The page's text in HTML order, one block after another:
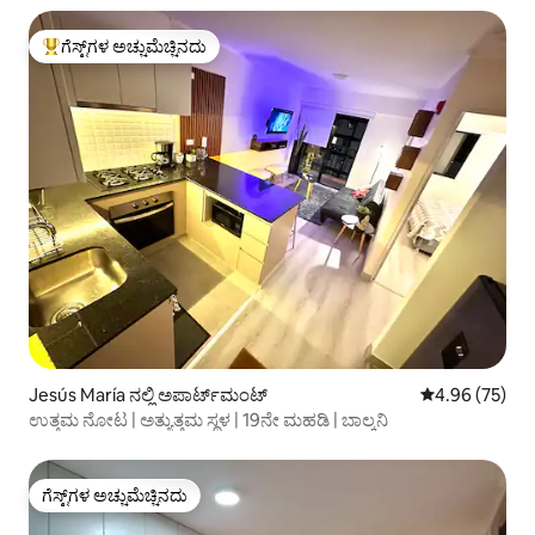
ಗೆಸ್ಟ್‌ಗಳಿಗೆ ಅತಿ ಹೆಚ್ಚು ಅಚ್ಚುಮೆಚ್ಚಿನದು
ಗೆಸ್ಟ್‌ಗಳ ಅಚ್ಚುಮೆಚ್ಚಿನದು
Jesús María ನಲ್ಲಿ ಅಪಾರ್ಟ್‌ಮಂಟ್ 5 ರಲ್ಲಿ 4.96
4.96 (75)
ಉತ್ತಮ ನೋಟ | ಅತ್ಯುತ್ತಮ ಸ್ಥಳ | 19ನೇ ಮಹಡಿ | ಬಾಲ್ಕನಿ
ಗೆಸ್ಟ್‌ಗಳ ಅಚ್ಚುಮೆಚ್ಚಿನದು
ಗೆಸ್ಟ್‌ಗಳ ಅಚ್ಚುಮೆಚ್ಚಿನದು